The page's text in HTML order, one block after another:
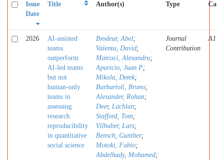
Issue
Date
Title Author(s) Type
2026
AI-assisted
teams
outperform
AI-led teams
but not
human-only
teams in
assessing
research
reproducibility
in quantitative
social science
Brodeur, Abel;
Valenta, David;
Marcoci, Alexandru;
Aparicio, Juan P;
Mikola, Derek;
Barbarioli, Bruno;
Alexander, Rohan;
Deer, Lachlan;
Stafford, Tom;
Vilhuber, Lars;
Bensch, Gunther;
Motoki, Fabio;
Abdelhady, Mohamed;
Journal
Contribution
A1